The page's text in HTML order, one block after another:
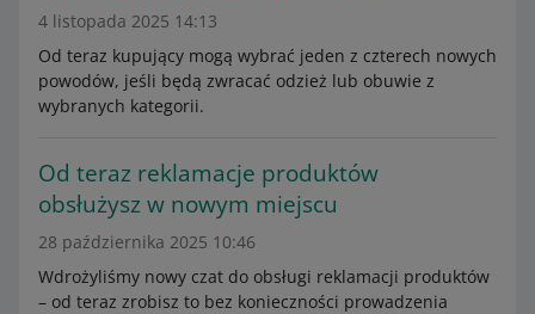
4 listopada 2025 14:13
Od teraz kupujący mogą wybrać jeden z czterech nowych
powodów, jeśli będą zwracać odzież lub obuwie z
wybranych kategorii.
Od teraz reklamacje produktów
obsłużysz w nowym miejscu
28 października 2025 10:46
Wdrożyliśmy nowy czat do obsługi reklamacji produktów
– od teraz zrobisz to bez konieczności prowadzenia